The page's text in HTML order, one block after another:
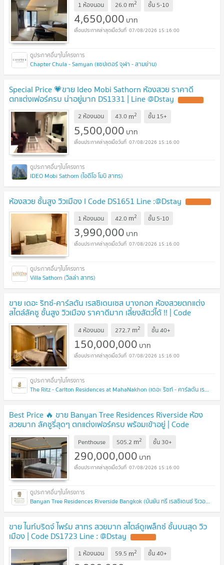
1 ห้องนอน 26.0 m2 ชั้น 5-10
4,650,000 บาท
07/08/2026 15:16:00
Chapter Chula - Samyan (แชปเตอร์ จุฬา - สามย่าน)
Special Price 💗ขาย Ideo Mobi Sathorn ห้องสวย ราคาดี
ตกแต่งเฟอร์ครบ น่าอยู่มาก DS1331 | Line @Dstay
2 ห้องนอน 43.0 m2 ชั้น 15+
5,500,000 บาท
07/08/2026 15:16:00
IDEO Mobi Sathorn (ไอดีโอ โมบิ สาทร)
ห้องสวย ชั้นสูง วิวเมือง I Code DS1651 Line :@Dstay
1 ห้องนอน 42.0 m2 ชั้น 5-10
3,990,000 บาท
07/08/2026 15:16:00
Villa Sathorn (วิลล่า สาทร)
ขาย เดอะ ริทซ์-คาร์ลตัน เรสซิเดนเซส บางกอก ห้องสวยตกแต่ง
สไตล์ลัคชู ชั้นสูง วิวเมือง ราคาดีมาก เลี้ยงสัตว์ได้ !! | Code
DS1464 Line: @Dstay
4 ห้องนอน 272.7 m2 ชั้น40+
150,000,000 บาท
07/08/2026 15:16:00
The Ritz - Carlton Residences at MahaNakhon (เดอะ ริซท์ - คาร์ลตัน เรสซิเดนเซส แอท มหานคร)
Best Price 🔥 ขาย Banyan Tree Residences Riverside ห้อง
สวยมาก ลัคชูรี่สุดๆ ตกแต่งเฟอร์ครบ พร้อมเข้าอยู่ | Code
DS2178 Line : @Dstay
Penthouse 505.2 m2 ชั้น 30+
290,000,000 บาท
07/08/2026 15:16:00
Banyan Tree Residences Riverside Bangkok (บันยัน ทรี เรสซิเดนซ์ ริเวอร์ไซด์ กรุงเทพ)
ขาย ไนท์บริดจ์ ไพร์ม สาทร สวยมาก สไตล์ดูเพล็กซ์ ชั้นบนสุด วิว
เมือง | Code DS1723 Line : @Dstay
1 ห้องนอน 59.5 m2 ชั้น40+